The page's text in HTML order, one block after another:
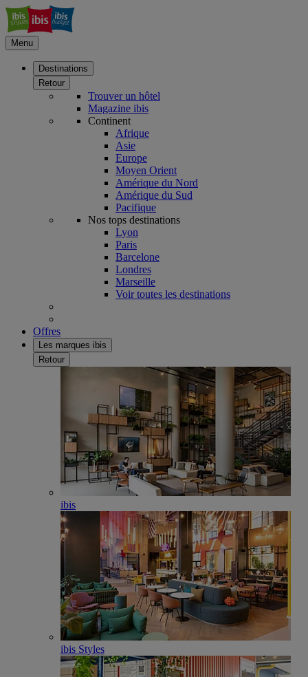
Menu
Destinations
Retour
Trouver un hôtel
Magazine ibis
Continent
Afrique
Asie
Europe
Moyen Orient
Amérique du Nord
Amérique du Sud
Pacifique
Nos tops destinations
Lyon
Paris
Barcelone
Londres
Marseille
Voir toutes les destinations
Offres
Les marques ibis
Retour
ibis
ibis Styles